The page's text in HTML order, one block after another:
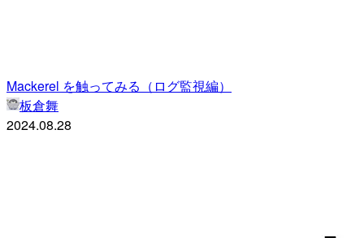
Mackerel を触ってみる（ログ監視編）
板倉舞
2024.08.28